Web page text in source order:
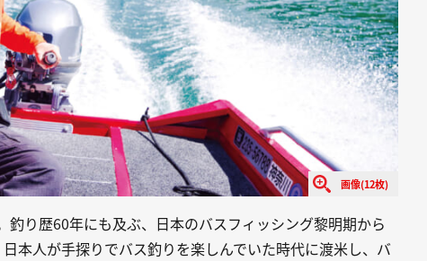
画像(12枚)
釣り歴60年にも及ぶ、日本のバスフィッシング黎明期から
本人が手探りでバス釣りを楽しんでいた時代に渡米し、バ